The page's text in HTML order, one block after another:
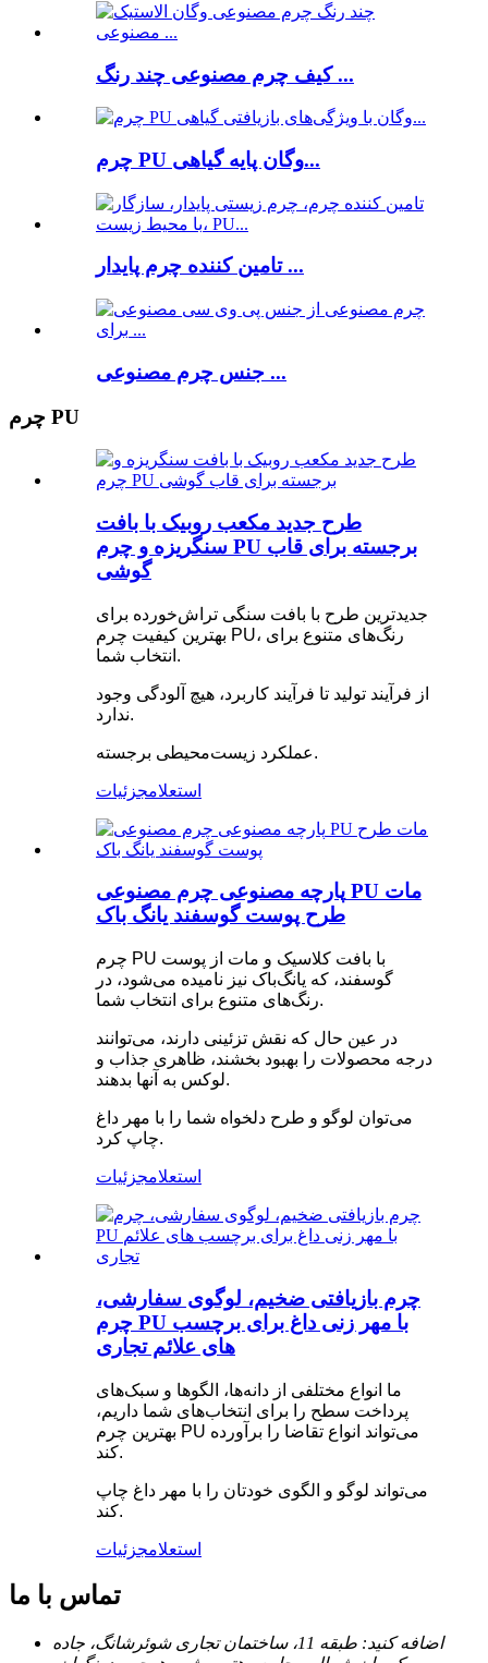
کیف چرم مصنوعی چند رنگ ...
چرم PU وگان پایه گیاهی...
تامین کننده چرم پایدار ...
جنس چرم مصنوعی ...
چرم PU
طرح جدید مکعب روبیک با بافت
سنگریزه و چرم PU برجسته برای قاب
گوشی
جدیدترین طرح با بافت سنگی تراش‌خورده برای
بهترین کیفیت چرم PU، رنگ‌های متنوع برای
انتخاب شما.
از فرآیند تولید تا فرآیند کاربرد، هیچ آلودگی وجود
ندارد.
عملکرد زیست‌محیطی برجسته.
استعلامجزئیات
پارچه مصنوعی چرم مصنوعی PU مات
طرح پوست گوسفند یانگ باک
چرم PU با بافت کلاسیک و مات از پوست
گوسفند، که یانگ‌باک نیز نامیده می‌شود، در
رنگ‌های متنوع برای انتخاب شما.
در عین حال که نقش تزئینی دارند، می‌توانند
درجه محصولات را بهبود بخشند، ظاهری جذاب و
لوکس به آنها بدهند.
می‌توان لوگو و طرح دلخواه شما را با مهر داغ
چاپ کرد.
استعلامجزئیات
چرم بازیافتی ضخیم، لوگوی سفارشی،
چرم PU با مهر زنی داغ برای برچسب
های علائم تجاری
ما انواع مختلفی از دانه‌ها، الگوها و سبک‌های
پرداخت سطح را برای انتخاب‌های شما داریم،
بهترین چرم PU می‌تواند انواع تقاضا را برآورده
کند.
می‌تواند لوگو و الگوی خودتان را با مهر داغ چاپ
کند.
استعلامجزئیات
تماس با ما
اضافه کنید: طبقه 11، ساختمان تجاری شوئرشانگ، جاده